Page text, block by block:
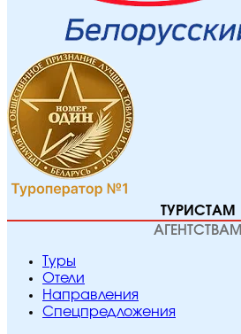
ТУРИСТАМ
АГЕНТСТВАМ
Туры
Отели
Направления
Спецпредложения